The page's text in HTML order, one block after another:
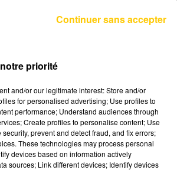
dans le
reportages de
priorité
and/or our legitimate interest: Store and/or
for personalised advertising; Use profiles to
performance; Understand audiences through
Create profiles to personalise content; Use
prevent and detect fraud, and fix errors;
These technologies may process personal
devices based on information actively
sources; Link different devices; Identify devices
Continuer sans accepter